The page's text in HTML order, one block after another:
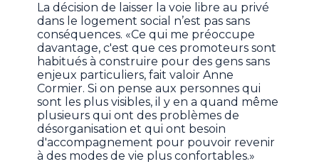
La décision de laisser la voie libre au privé
dans le logement social n’est pas sans
conséquences. «Ce qui me préoccupe
davantage, c'est que ces promoteurs sont
habitués à construire pour des gens sans
enjeux particuliers, fait valoir Anne
Cormier. Si on pense aux personnes qui
sont les plus visibles, il y en a quand même
plusieurs qui ont des problèmes de
désorganisation et qui ont besoin
d'accompagnement pour pouvoir revenir
à des modes de vie plus confortables.»